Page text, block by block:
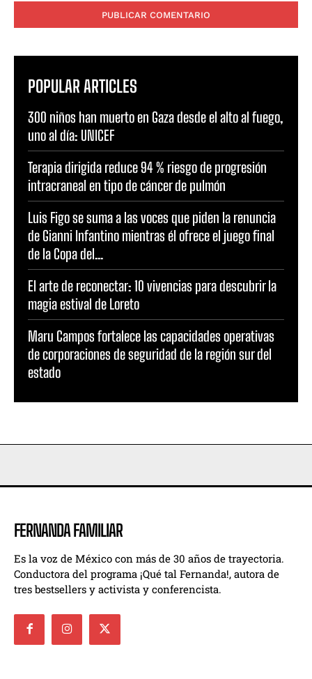
POPULAR ARTICLES
300 niños han muerto en Gaza desde el alto al fuego,
uno al día: UNICEF
Terapia dirigida reduce 94 % riesgo de progresión
intracraneal en tipo de cáncer de pulmón
Luis Figo se suma a las voces que piden la renuncia
de Gianni Infantino mientras él ofrece el juego final
de la Copa del...
El arte de reconectar: 10 vivencias para descubrir la
magia estival de Loreto
Maru Campos fortalece las capacidades operativas
de corporaciones de seguridad de la región sur del
estado
FERNANDA FAMILIAR
Es la voz de México con más de 30 años de trayectoria.
Conductora del programa ¡Qué tal Fernanda!, autora de
tres bestsellers y activista y conferencista.